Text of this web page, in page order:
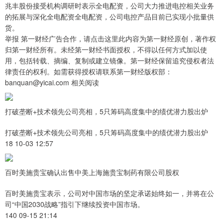
兆丰股份接受机构调研时表示全电配资，公司大力推进电控相关业务
的拓展与深化全电配资全电配资，公司电控产品目前已实现小批量供
货。
举报 第一财经广告合作，请点击这里此内容为第一财经原创，著作权
归第一财经所有。未经第一财经书面授权，不得以任何方式加以使
用，包括转载、摘编、复制或建立镜像。第一财经保留追究侵权者法
律责任的权利。如需获得授权请联系第一财经版权部：
banquan@yicai.com 相关阅读
打破垄断+技术领先公司亮相，5只筹码高度集中的绩优潜力股出炉
打破垄断+技术领先公司亮相，5只筹码高度集中的绩优潜力股出炉
18 10-03 12:57
百时美施贵宝确认出售中美上海施贵宝制药有限公司股权
百时美施贵宝表示，公司对中国市场的坚定承诺始终如一，并将在公
司“中国2030战略”指引下继续投资中国市场。
140 09-15 21:14